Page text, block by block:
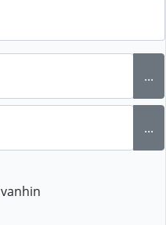
...
...
vanhin